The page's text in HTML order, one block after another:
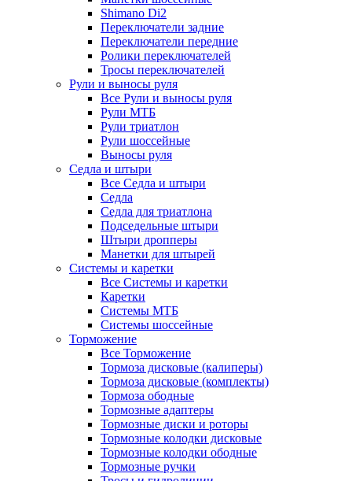
Shimano Di2
Переключатели задние
Переключатели передние
Ролики переключателей
Тросы переключателей
Рули и выносы руля
Все Рули и выносы руля
Рули МТБ
Рули триатлон
Рули шоссейные
Выносы руля
Седла и штыри
Все Седла и штыри
Седла
Седла для триатлона
Подседельные штыри
Штыри дропперы
Манетки для штырей
Системы и каретки
Все Системы и каретки
Каретки
Системы МТБ
Системы шоссейные
Торможение
Все Торможение
Тормоза дисковые (калиперы)
Тормоза дисковые (комплекты)
Тормоза ободные
Тормозные адаптеры
Тормозные диски и роторы
Тормозные колодки дисковые
Тормозные колодки ободные
Тормозные ручки